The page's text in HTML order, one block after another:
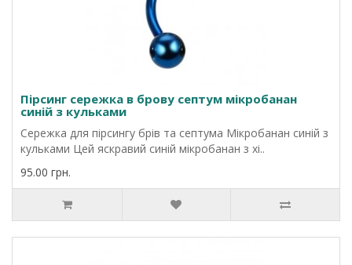
Пірсинг сережка в брову септум мікробанан
синій з кульками
Сережка для пірсингу брів та септума Мікробанан синій з
кульками Цей яскравий синій мікробанан з хі..
95.00 грн.